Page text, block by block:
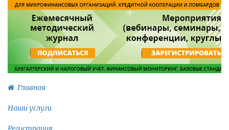
Главная
Наши услуги